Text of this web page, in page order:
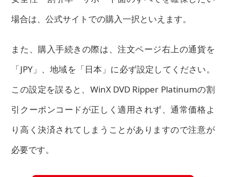
場合は、公式サイトでの購入一択といえます。
また、購入手続きの際は、注文ページ右上の通貨を
「JPY」、地域を「日本」に必ず設定してください。
この設定を誤ると、WinX DVD Ripper Platinumの割
引クーポンコードが正しく適用されず、通常価格よ
り高く決済されてしまうことがありますので注意が
必要です。